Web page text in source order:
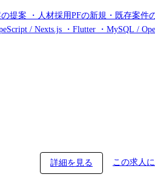
提案 ・人材採用PFの新規・既存案件
詳細を見る この求人